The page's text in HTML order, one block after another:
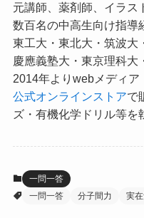
元講師、薬剤師、イラス
数百名の中高生向け指導
東工大・東北大・筑波大
慶應義塾大・東京理科大
2014年よりwebメディ
公式オンラインストアで
ズ・有機化学ドリル等を
一問一答
一問一答
分子間力 実